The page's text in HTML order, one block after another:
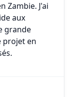
Zambie. J'ai
aux
grande
projet en